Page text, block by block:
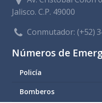
Jalisco. C.P. 49000
Conmutador:(+52)
Números de
Policía
Bomberos